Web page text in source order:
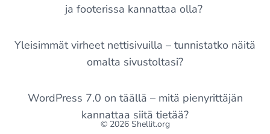
ja footerissa kannattaa olla?
Yleisimmät virheet nettisivuilla – tunnistatko näitä
omalta sivustoltasi?
WordPress 7.0 on täällä – mitä pienyrittäjän
kannattaa siitä tietää?
© 2026 Shellit.org